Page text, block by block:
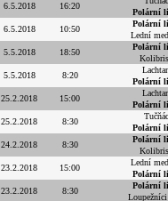
6.5.2018
16:20
Polární
6.5.2018
10:50
Polární
Lední
5.5.2018
18:50
Polární
5.5.2018
8:20
Polární
25.2.2018
15:00
Polární
25.2.2018
8:30
Polární
24.2.2018
8:30
Polární
23.2.2018
15:00
Lední
Polární
23.2.2018
8:30
Polární